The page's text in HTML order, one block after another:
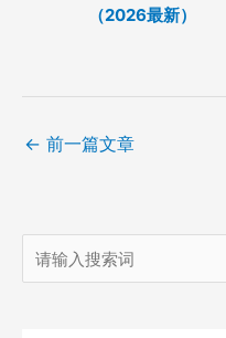
（2026最新）
← 前一篇文章
搜
索